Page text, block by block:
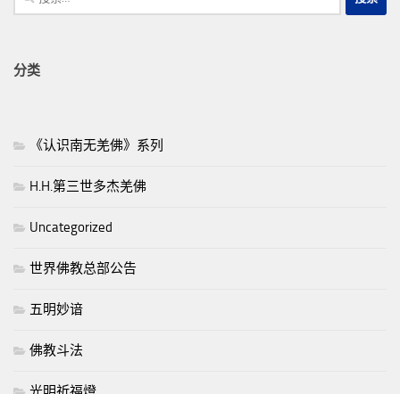
索：
分类
《认识南无羌佛》系列
H.H.第三世多杰羌佛
Uncategorized
世界佛教总部公告
五明妙谙
佛教斗法